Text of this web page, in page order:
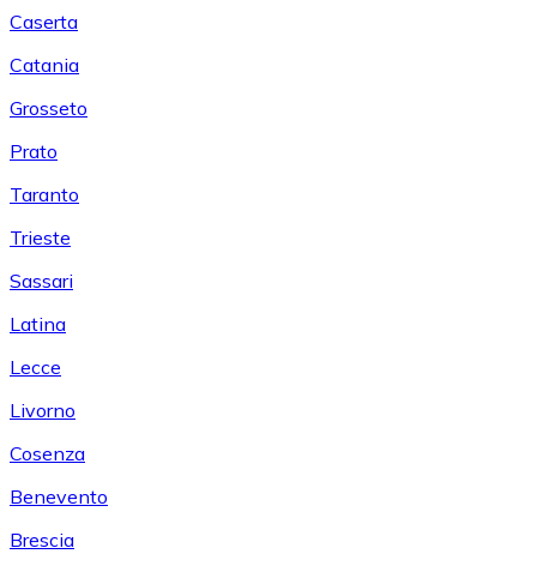
Caserta
Catania
Grosseto
Prato
Taranto
Trieste
Sassari
Latina
Lecce
Livorno
Cosenza
Benevento
Brescia